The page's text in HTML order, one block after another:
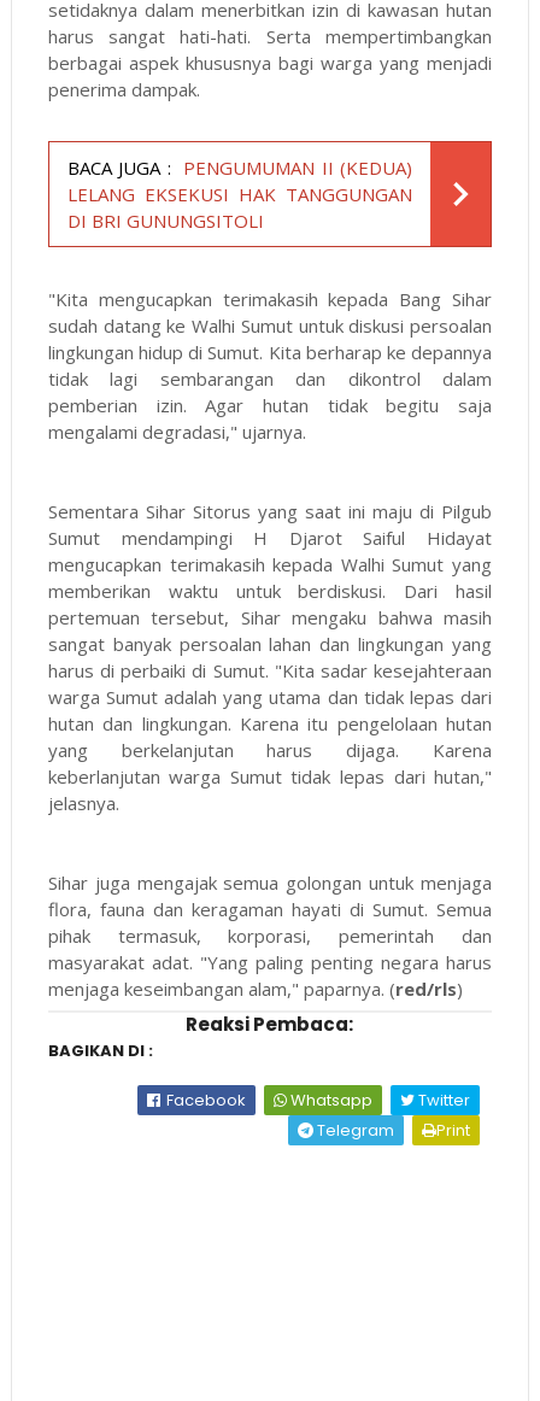
setidaknya dalam menerbitkan izin di kawasan hutan
harus sangat hati-hati. Serta mempertimbangkan
berbagai aspek khususnya bagi warga yang menjadi
penerima dampak.
BACA JUGA : PENGUMUMAN II (KEDUA)
LELANG EKSEKUSI HAK TANGGUNGAN
DI BRI GUNUNGSITOLI
"Kita mengucapkan terimakasih kepada Bang Sihar
sudah datang ke Walhi Sumut untuk diskusi persoalan
lingkungan hidup di Sumut. Kita berharap ke depannya
tidak lagi sembarangan dan dikontrol dalam
pemberian izin. Agar hutan tidak begitu saja
mengalami degradasi," ujarnya.
Sementara Sihar Sitorus yang saat ini maju di Pilgub
Sumut mendampingi H Djarot Saiful Hidayat
mengucapkan terimakasih kepada Walhi Sumut yang
memberikan waktu untuk berdiskusi. Dari hasil
pertemuan tersebut, Sihar mengaku bahwa masih
sangat banyak persoalan lahan dan lingkungan yang
harus di perbaiki di Sumut. "Kita sadar kesejahteraan
warga Sumut adalah yang utama dan tidak lepas dari
hutan dan lingkungan. Karena itu pengelolaan hutan
yang berkelanjutan harus dijaga. Karena
keberlanjutan warga Sumut tidak lepas dari hutan,"
jelasnya.
Sihar juga mengajak semua golongan untuk menjaga
flora, fauna dan keragaman hayati di Sumut. Semua
pihak termasuk, korporasi, pemerintah dan
masyarakat adat. "Yang paling penting negara harus
menjaga keseimbangan alam," paparnya. (red/rls)
Reaksi Pembaca:
BAGIKAN DI :
Facebook Whatsapp
Twitter
Telegram
Print